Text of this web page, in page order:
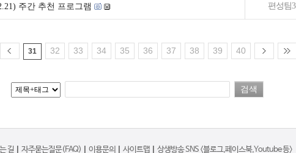
주간 추천 프로그램 편성팀3
31 32 33 34 35 36 37 38 39 40
길 자주묻는질문(FAQ) 이용문의 사이트맵 상생방송 SNS <블로그,페이스북,Youtube 등>